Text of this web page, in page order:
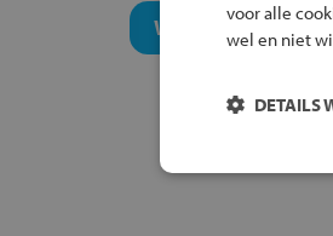
Welk niveau past
voor alle
wel en niet
DETAILS